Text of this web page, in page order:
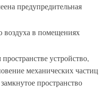
предупредительная
воздуха в помещениях
устройство,
механических частиц
пространство